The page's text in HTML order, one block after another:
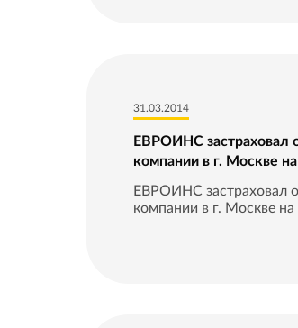
31.03.2014
ЕВРОИНС застраховал
компании в г. Москве
ЕВРОИНС застраховал
компании в г. Москве